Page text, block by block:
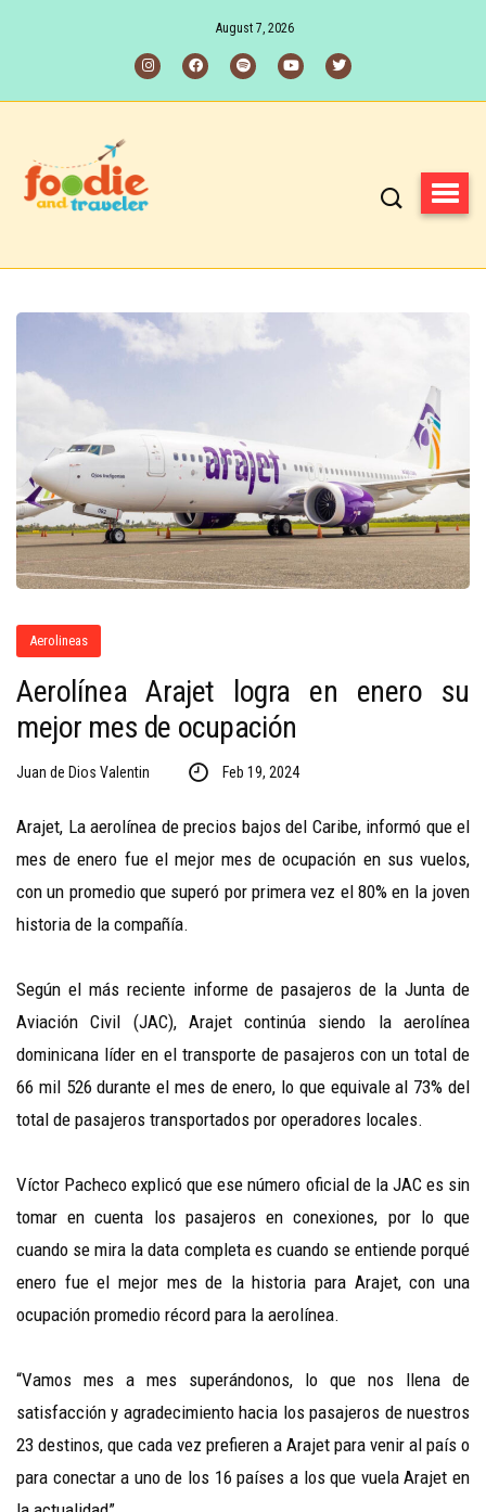
August 7, 2026
Aerolineas
Aerolínea Arajet logra en enero su
mejor mes de ocupación
Juan de Dios Valentin Feb 19, 2024
Arajet, La aerolínea de precios bajos del Caribe, informó que el
mes de enero fue el mejor mes de ocupación en sus vuelos,
con un promedio que superó por primera vez el 80% en la joven
historia de la compañía.
Según el más reciente informe de pasajeros de la Junta de
Aviación Civil (JAC), Arajet continúa siendo la aerolínea
dominicana líder en el transporte de pasajeros con un total de
66 mil 526 durante el mes de enero, lo que equivale al 73% del
total de pasajeros transportados por operadores locales.
Víctor Pacheco explicó que ese número oficial de la JAC es sin
tomar en cuenta los pasajeros en conexiones, por lo que
cuando se mira la data completa es cuando se entiende porqué
enero fue el mejor mes de la historia para Arajet, con una
ocupación promedio récord para la aerolínea.
“Vamos mes a mes superándonos, lo que nos llena de
satisfacción y agradecimiento hacia los pasajeros de nuestros
23 destinos, que cada vez prefieren a Arajet para venir al país o
para conectar a uno de los 16 países a los que vuela Arajet en